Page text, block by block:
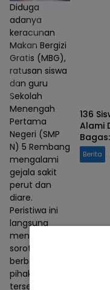
Diduga
adanya
keracunan
Makan Bergizi
Gratis (MBG),
ratusan siswa
dan guru
Sekolah
Menengah
Pertama
Negeri (SMP
N) 5 Rembang
mengalami
gejala sakit
perut dan
diare.
Peristiwa ini
langsung
mendapat
sorotan dari
berbagai
pihak. Hal
tersebut
136
Alami
Berita